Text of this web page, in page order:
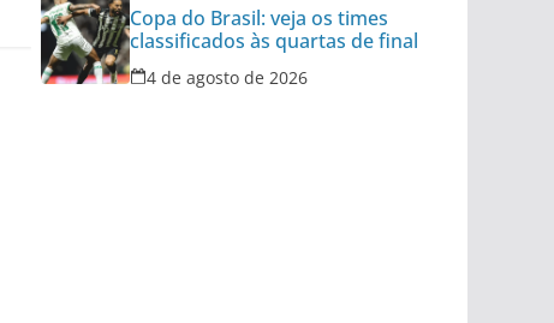
Copa do Brasil: veja os times
classificados às quartas de final
4 de agosto de 2026